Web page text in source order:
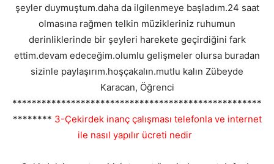
şeyler duymuştum.daha da ilgilenmeye başladım.24 saat
olmasına rağmen telkin müzikleriniz ruhumun
derinliklerinde bir şeyleri harekete geçirdiğini fark
ettim.devam edeceğim.olumlu gelişmeler olursa buradan
sizinle paylaşırım.hoşçakalın.mutlu kalın Zübeyde
Karacan, Öğrenci
***************************************************
******** 3-Çekirdek inanç çalışması telefonla ve internet
ile nasıl yapılır ücreti nedir